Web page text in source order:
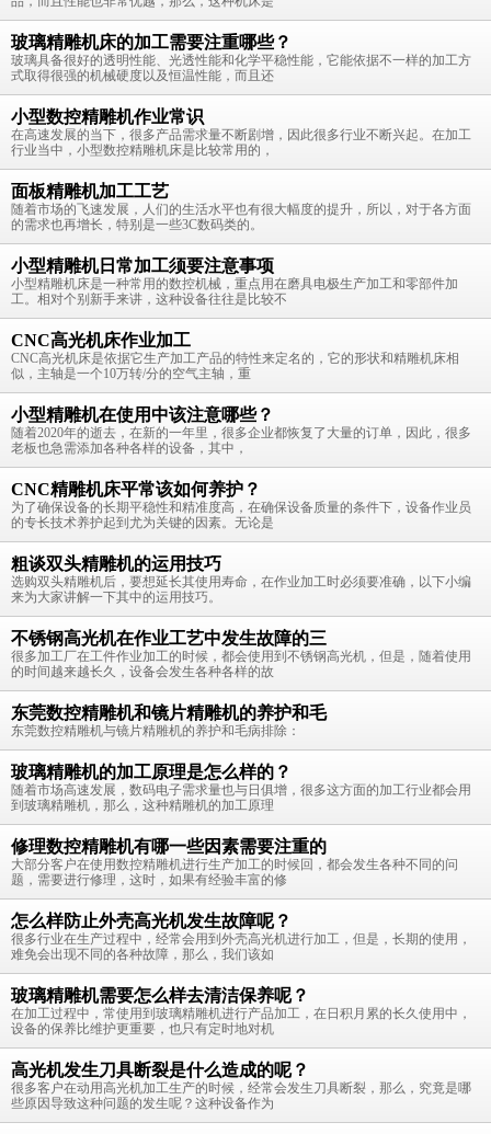
玻璃精雕机床的加工需要注重哪些？
玻璃具备很好的透明性能、光透性能和化学平稳性能，它能依据不一样的加工方
式取得很强的机械硬度以及恒温性能，而且还
小型数控精雕机作业常识
在高速发展的当下，很多产品需求量不断剧增，因此很多行业不断兴起。在加工
行业当中，小型数控精雕机床是比较常用的，
面板精雕机加工工艺
随着市场的飞速发展，人们的生活水平也有很大幅度的提升，所以，对于各方面
的需求也再增长，特别是一些3C数码类的。
小型精雕机日常加工须要注意事项
小型精雕机床是一种常用的数控机械，重点用在磨具电极生产加工和零部件加
工。相对个别新手来讲，这种设备往往是比较不
CNC高光机床作业加工
CNC高光机床是依据它生产加工产品的特性来定名的，它的形状和精雕机床相
似，主轴是一个10万转/分的空气主轴，重
小型精雕机在使用中该注意哪些？
随着2020年的逝去，在新的一年里，很多企业都恢复了大量的订单，因此，很多
老板也急需添加各种各样的设备，其中，
CNC精雕机床平常该如何养护？
为了确保设备的长期平稳性和精准度高，在确保设备质量的条件下，设备作业员
的专长技术养护起到尤为关键的因素。无论是
粗谈双头精雕机的运用技巧
选购双头精雕机后，要想延长其使用寿命，在作业加工时必须要准确，以下小编
来为大家讲解一下其中的运用技巧。
不锈钢高光机在作业工艺中发生故障的三
很多加工厂在工件作业加工的时候，都会使用到不锈钢高光机，但是，随着使用
的时间越来越长久，设备会发生各种各样的故
东莞数控精雕机和镜片精雕机的养护和毛
东莞数控精雕机与镜片精雕机的养护和毛病排除：
玻璃精雕机的加工原理是怎么样的？
随着市场高速发展，数码电子需求量也与日俱增，很多这方面的加工行业都会用
到玻璃精雕机，那么，这种精雕机的加工原理
修理数控精雕机有哪一些因素需要注重的
大部分客户在使用数控精雕机进行生产加工的时候回，都会发生各种不同的问
题，需要进行修理，这时，如果有经验丰富的修
怎么样防止外壳高光机发生故障呢？
很多行业在生产过程中，经常会用到外壳高光机进行加工，但是，长期的使用，
难免会出现不同的各种故障，那么，我们该如
玻璃精雕机需要怎么样去清洁保养呢？
在加工过程中，常使用到玻璃精雕机进行产品加工，在日积月累的长久使用中，
设备的保养比维护更重要，也只有定时地对机
高光机发生刀具断裂是什么造成的呢？
很多客户在动用高光机加工生产的时候，经常会发生刀具断裂，那么，究竟是哪
些原因导致这种问题的发生呢？这种设备作为